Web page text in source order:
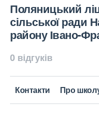
Поляницький
сільської ради
району Івано-
0 відгуків
Контакти Про